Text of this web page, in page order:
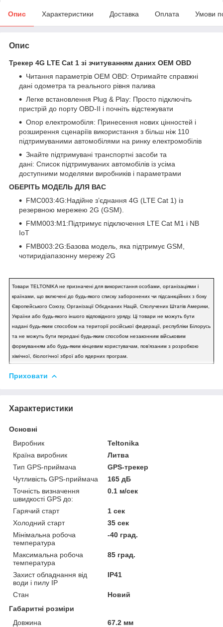
Опис Характеристики Доставка Оплата Умови
Опис
Трекер 4G LTE Cat 1 зі зчитуванням даних OEM OBD
Читання параметрів OEM OBD: Отримайте справжні
дані одометра та реального рівня палива
Легке встановлення Plug & Play: Просто підключіть
пристрій до порту OBD-II і почніть відстежувати
Опор електромобіля: Принесення нових цінностей і
розширення сценаріїв використання з більш ніж 110
підтримуваними автомобілями на ринку електромобілів
Знайте підтримувані транспортні засоби та
дані: Список підтримуваних автомобілів із усіма
доступними моделями виробників і параметрами
ОБЕРІТЬ МОДЕЛЬ ДЛЯ ВАС
FMC003:4G:Надійне з’єднання 4G (LTE Cat 1) із
резервною мережею 2G (GSM).
FMM003:M1:Підтримує підключення LTE Cat M1 і NB
IoT
FMB003:2G:Базова модель, яка підтримує GSM,
чотиридіапазонну мережу 2G
Товари TELTONIKA не призначені для використання особами, організаціями і
країнами, що включені до будь-якого списку заборонених чи підсанкційних з боку
Європейського Союзу, Організації Обєднаних Націй, Сполучених Штатів Америки,
України або будь-якого іншого відповідного уряду. Ці товари не можуть бути
надані будь-яким способом на території російської федерації, республіки Білорусь
та не можуть бути передані будь-яким способом незаконним військовим
формуванням або будь-яким кінцевим користувачам, повʼязаним з розробкою
хімічної, біологічної зброї або ядерних програм.
Приховати
Характеристики
Основні
Виробник
Teltonika
Країна виробник
Литва
Тип GPS-приймача
GPS-трекер
Чутливість GPS-приймача
165 дБ
Точність визначення
швидкості GPS до:
0.1 м/сек
Гарячий старт
1 сек
Холодний старт
35 сек
Мінімальна робоча
температура
-40 град.
Максимальна робоча
температура
85 град.
Захист обладнання від
води і пилу IP
IP41
Стан
Новий
Габаритні розміри
Довжина
67.2 мм